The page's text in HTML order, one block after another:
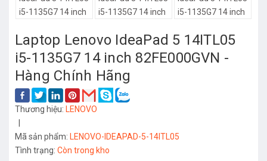
Laptop Lenovo IdeaPad 5 14ITL05
i5-1135G7 14 inch 82FE000GVN -
Hàng Chính Hãng
Thương hiệu: LENOVO
Mã sản phẩm: LENOVO-IDEAPAD-5-14ITL05
Tình trạng: Còn trong kho